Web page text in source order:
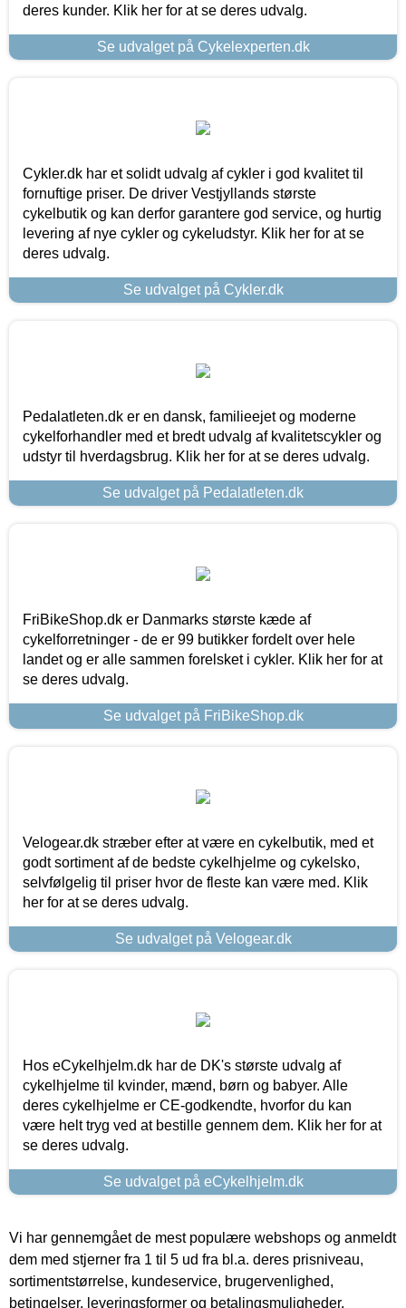
deres kunder. Klik her for at se deres udvalg.
Se udvalget på Cykelexperten.dk
Cykler.dk har et solidt udvalg af cykler i god kvalitet til
fornuftige priser. De driver Vestjyllands største
cykelbutik og kan derfor garantere god service, og hurtig
levering af nye cykler og cykeludstyr. Klik her for at se
deres udvalg.
Se udvalget på Cykler.dk
Pedalatleten.dk er en dansk, familieejet og moderne
cykelforhandler med et bredt udvalg af kvalitetscykler og
udstyr til hverdagsbrug. Klik her for at se deres udvalg.
Se udvalget på Pedalatleten.dk
FriBikeShop.dk er Danmarks største kæde af
cykelforretninger - de er 99 butikker fordelt over hele
landet og er alle sammen forelsket i cykler. Klik her for at
se deres udvalg.
Se udvalget på FriBikeShop.dk
Velogear.dk stræber efter at være en cykelbutik, med et
godt sortiment af de bedste cykelhjelme og cykelsko,
selvfølgelig til priser hvor de fleste kan være med. Klik
her for at se deres udvalg.
Se udvalget på Velogear.dk
Hos eCykelhjelm.dk har de DK's største udvalg af
cykelhjelme til kvinder, mænd, børn og babyer. Alle
deres cykelhjelme er CE-godkendte, hvorfor du kan
være helt tryg ved at bestille gennem dem. Klik her for at
se deres udvalg.
Se udvalget på eCykelhjelm.dk
Vi har gennemgået de mest populære webshops og anmeldt
dem med stjerner fra 1 til 5 ud fra bl.a. deres prisniveau,
sortimentstørrelse, kundeservice, brugervenlighed,
betingelser, leveringsformer og betalingsmuligheder.